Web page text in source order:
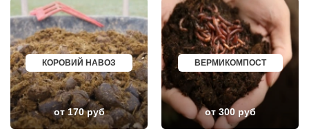
ЛОСИНО-ПЕТРОВСКИЙ
ЛОТОШИНО
ЛУКИНО
ЛУНЕВО
ЛУХОВИЦЫ
ЛЫТКАРИНО
ЛЬВОВСКИЙ
ЛЮБЕРЦЫ
ЛЮБУЧАНЫ
МАЛАХОВКА
МАЛИНО
ГУСЕВ
КАНАШ
КУРГАНИНСК
ЩЕКИНО
ДИМИТРОВГРАД
СИМ
МАЛОЯРОСЛАВЕЦ
МАРИИНСК
МИНУСИНСК
ВЕРХНЯЯ ПЫШМА
РОССОШЬ
КОРОВИЙ НАВОЗ
от 170 руб
ВЕРМИКОМПОСТ
от 300 руб